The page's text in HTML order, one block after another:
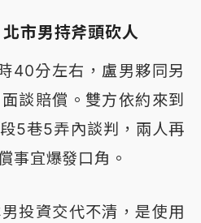
市男持斧頭砍人
40分左右，盧男夥同另
談賠償。雙方依約來到
5巷5弄內談判，兩人再
事宜爆發口角。
投資交代不清，是使用